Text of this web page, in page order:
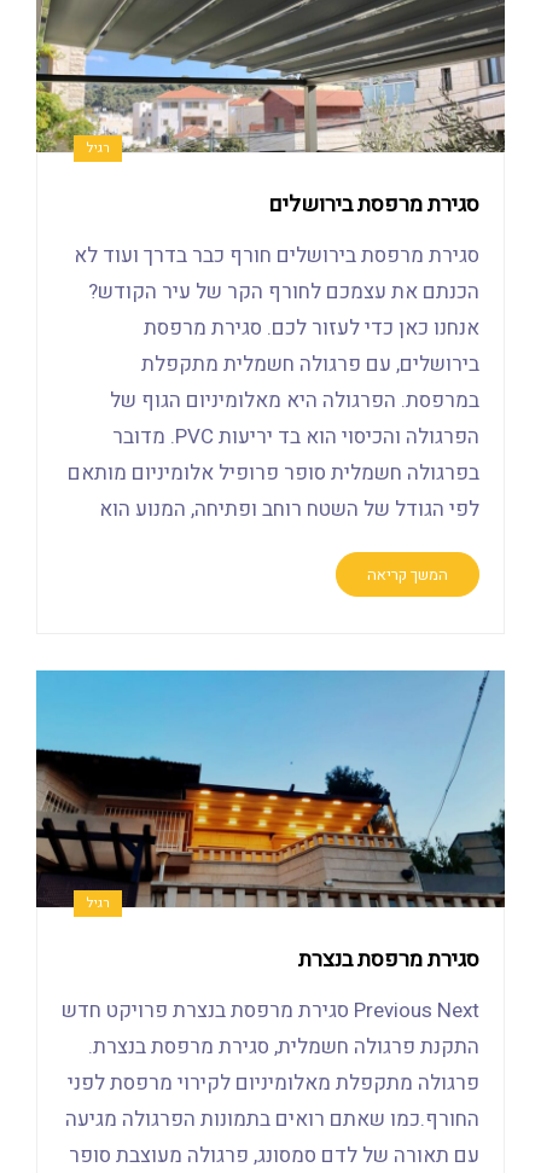
רגיל
סגירת מרפסת בירושלים
סגירת מרפסת בירושלים חורף כבר בדרך ועוד לא
הכנתם את עצמכם לחורף הקר של עיר הקודש?
אנחנו כאן כדי לעזור לכם. סגירת מרפסת
בירושלים, עם פרגולה חשמלית מתקפלת
במרפסת. הפרגולה היא מאלומיניום הגוף של
הפרגולה והכיסוי הוא בד יריעות PVC. מדובר
בפרגולה חשמלית סופר פרופיל אלומיניום מותאם
לפי הגודל של השטח רוחב ופתיחה, המנוע הוא
המשך קריאה
רגיל
סגירת מרפסת בנצרת
Previous Next סגירת מרפסת בנצרת פרויקט חדש
התקנת פרגולה חשמלית, סגירת מרפסת בנצרת.
פרגולה מתקפלת מאלומיניום לקירוי מרפסת לפני
החורף.כמו שאתם רואים בתמונות הפרגולה מגיעה
עם תאורה של לדם סמסונג, פרגולה מעוצבת סופר